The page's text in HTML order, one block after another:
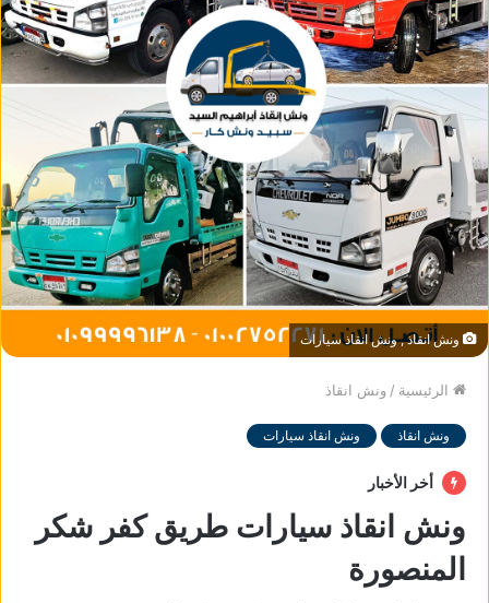
ونش انقاذ , ونش انقاذ سيارات
الرئيسية / ونش انقاذ
ونش انقاذ ونش انقاذ سيارات
أخر الأخبار
ونش انقاذ سيارات طريق كفر شكر
المنصورة